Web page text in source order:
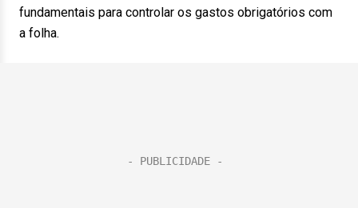
fundamentais para controlar os gastos obrigatórios com
a folha.